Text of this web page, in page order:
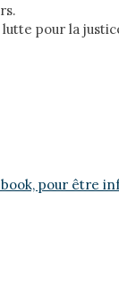
pour la
pour être